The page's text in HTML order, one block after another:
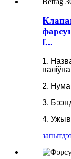
f...
1.
2.
3.
4.
запыт